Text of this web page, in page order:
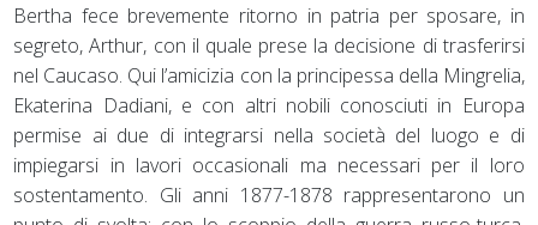
Bertha fece brevemente ritorno in patria per sposare, in
segreto, Arthur, con il quale prese la decisione di trasferirsi
nel Caucaso. Qui l’amicizia con la principessa della Mingrelia,
Ekaterina Dadiani, e con altri nobili conosciuti in Europa
permise ai due di integrarsi nella società del luogo e di
impiegarsi in lavori occasionali ma necessari per il loro
sostentamento. Gli anni 1877-1878 rappresentarono un